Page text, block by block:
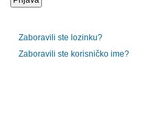
Zaboravili ste lozinku?
Zaboravili ste korisničko ime?